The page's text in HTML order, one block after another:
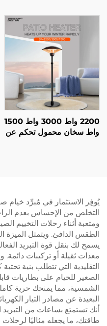
مع تحكم عن بعد ومطلي
بالذهب الوردي IP65
2200 واط 3000 واط 1500
واط سخان محمول تحكم عن
يُوفِر الاستثمار في مُبرِّد خيام
التخلص من الإحساس بعدم
ومتعبة أثناء رحلات التخييم
الطقس الدافئ. ويتمثل الميزة
يسمح لك بنقل قوة التبريد
معدات ثقيلة أو تركيبات
التقليدية التي تتطلب بنية
الصغير للخيام على بطاريات
الشمسية، مما يمنحك حرية
البعيدة عن مصادر التيار
أنك تستمتع بساعات من
طاقتك، ما يجعله مثاليًا لرحلات